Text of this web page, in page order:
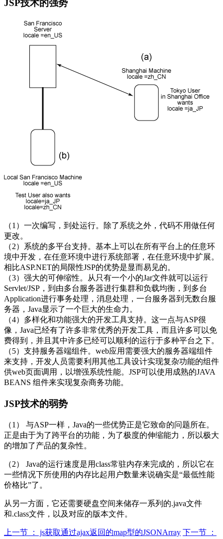
JSP技术的强势
（1）一次编写，到处运行。除了系统之外，代码不用做任何
更改。
（2）系统的多平台支持。基本上可以在所有平台上的任意环
境中开发，在任意环境中进行系统部署，在任意环境中扩展。
相比ASP.NET的局限性JSP的优势是显而易见的。
（3）强大的可伸缩性。从只有一个小的Jar文件就可以运行
Servlet/JSP，到由多台服务器进行集群和负载均衡，到多台
Application进行事务处理，消息处理，一台服务器到无数台服
务器，Java显示了一个巨大的生命力。
（4）多样化和功能强大的开发工具支持。这一点与ASP很
像，Java已经有了许多非常优秀的开发工具，而且许多可以免
费得到，并且其中许多已经可以顺利的运行于多种平台之下。
（5）支持服务器端组件。web应用需要强大的服务器端组件
来支持，开发人员需要利用其他工具设计实现复杂功能的组件
供web页面调用，以增强系统性能。JSP可以使用成熟的JAVA
BEANS 组件来实现复杂商务功能。
JSP技术的弱势
（1） 与ASP一样，Java的一些优势正是它致命的问题所在。
正是由于为了跨平台的功能，为了极度的伸缩能力，所以极大
的增加了产品的复杂性。
（2） Java的运行速度是用class常驻内存来完成的，所以它在
一些情况下所使用的内存比起用户数量来说确实是“最低性能
价格比”了。
从另一方面，它还需要硬盘空间来储存一系列的.java文件
和.class文件，以及对应的版本文件。
上一节 ： js获取通过ajax返回的map型的JSONArray 下一节 ：